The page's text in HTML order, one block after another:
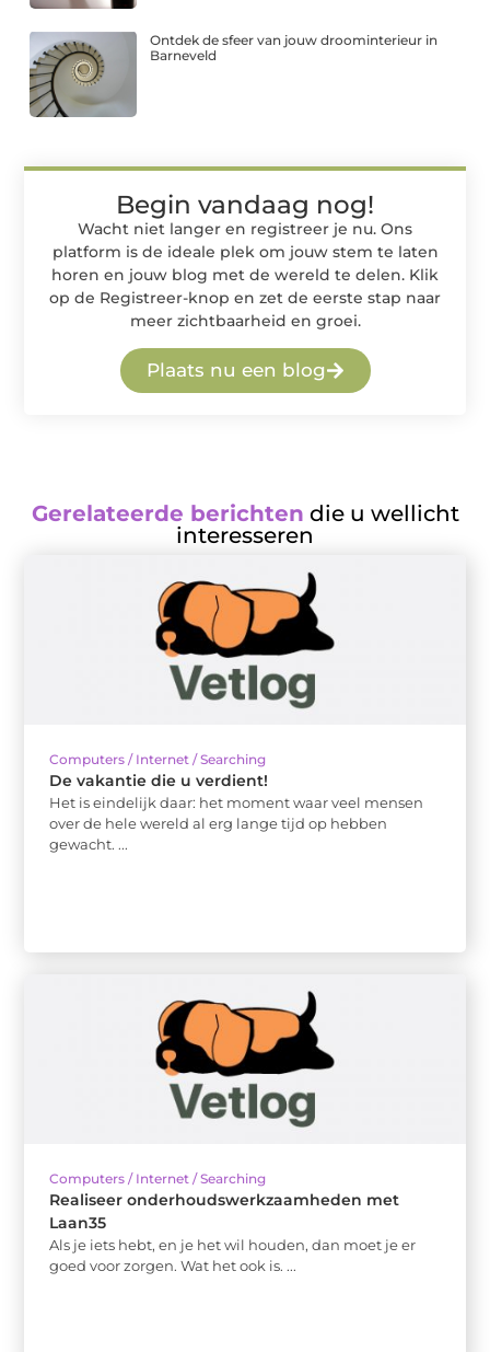
Ontdek de sfeer van jouw droominterieur in
Barneveld
Begin vandaag nog!
Wacht niet langer en registreer je nu. Ons
platform is de ideale plek om jouw stem te laten
horen en jouw blog met de wereld te delen. Klik
op de Registreer-knop en zet de eerste stap naar
meer zichtbaarheid en groei.
Plaats nu een blog
Gerelateerde berichten die u wellicht
interesseren
Computers / Internet / Searching
De vakantie die u verdient!
Het is eindelijk daar: het moment waar veel mensen
over de hele wereld al erg lange tijd op hebben
gewacht. ...
Computers / Internet / Searching
Realiseer onderhoudswerkzaamheden met
Laan35
Als je iets hebt, en je het wil houden, dan moet je er
goed voor zorgen. Wat het ook is. ...